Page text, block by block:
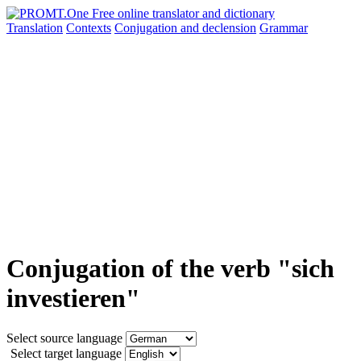
Translation Contexts Conjugation and declension Grammar
Conjugation of the verb "sich
investieren"
Select source language
Select target language